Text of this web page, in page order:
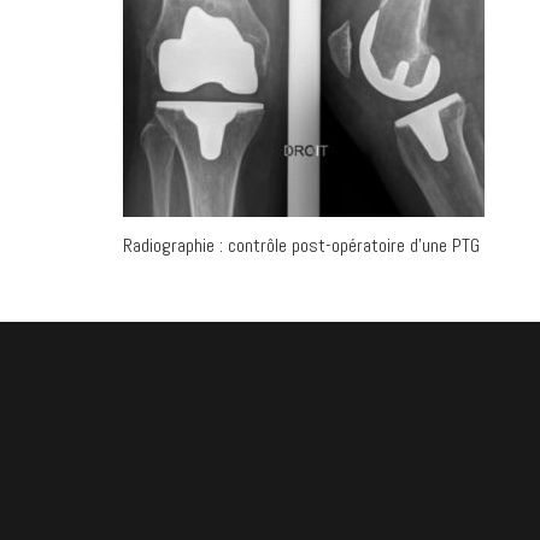
Radiographie : contrôle post-opératoire d’une PTG